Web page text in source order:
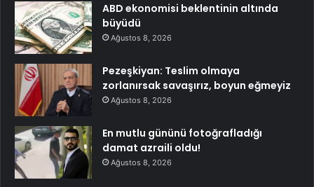
ABD ekonomisi beklentinin altında
büyüdü
Ağustos 8, 2026
Pezeşkiyan: Teslim olmaya
zorlanırsak savaşırız, boyun eğmeyiz
Ağustos 8, 2026
En mutlu gününü fotoğrafladığı
damat azraili oldu!
Ağustos 8, 2026